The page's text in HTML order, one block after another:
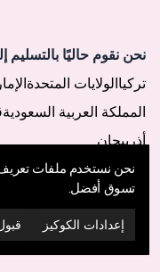
نحن نقوم حاليًا بالتسليم إلى 11
تركياالولايات المتحدة
المملكة العربية السعودية
أذربيجان
© 2025 MegaButik -
نحن نستخدم ملفات تعريف
تسوق أفضل.
إعدادات الكوكيز